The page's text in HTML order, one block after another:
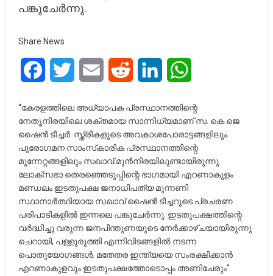
പങ്കുചേർന്നു.
Share News
FacebookTwitter Email Reddit LinkedIn
“കേരളത്തിലെ അധ്യാപക പ്രസ്ഥാനത്തിന്റെ
നേതൃനിരയിലെ ശക്തമായ സാന്നിധ്യമാണ് സ. കെ ജെ
ഷൈൻ ടീച്ചർ. സ്ത്രീകളുടെ അവകാശപോരാട്ടങ്ങളിലും
പുരോഗമന സാംസ്‌കാരിക പ്രസ്ഥാനത്തിന്റെ
മുന്നേറ്റങ്ങളിലും സഖാവ് മുൻനിരയിലുണ്ടായിരുന്നു.
ലോക്‌സഭാ തെരഞ്ഞെടുപ്പിന്റെ ഭാഗമായി എറണാകുളം
മണ്ഡലം ഇടതുപക്ഷ ജനാധിപത്യ മുന്നണി
സ്ഥാനാർത്ഥിയായ സഖാവ് ഷൈൻ ടീച്ചറുടെ പ്രചരണ
പരിപാടികളിൽ ഇന്നലെ പങ്കുചേർന്നു. ഇടതുപക്ഷത്തിന്റെ
വർദ്ധിച്ചു വരുന്ന ജനപിന്തുണയുടെ നേർക്കാഴ്ചയായിരുന്നു
ചെറായി, പള്ളുരുത്തി എന്നിവിടങ്ങളിൽ നടന്ന
പൊതുയോഗങ്ങൾ. മതേതര ഇന്ത്യയെ സംരക്ഷിക്കാൻ
എറണാകുളവും ഇടതുപക്ഷത്തോടൊപ്പം അണിചേരും”